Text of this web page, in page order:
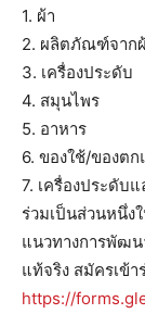
1. ผ้า
2. ผลิตภัณฑ์จาก
3. เครื่องประดับ
4. สมุนไพร
5. อาหาร
6. ของใช้/ของตก
7. เครื่องประดับ
ร่วมเป็นส่วนหนึ่ง
แนวทางการพัฒ
แท้จริง สมัครเข้า
https://